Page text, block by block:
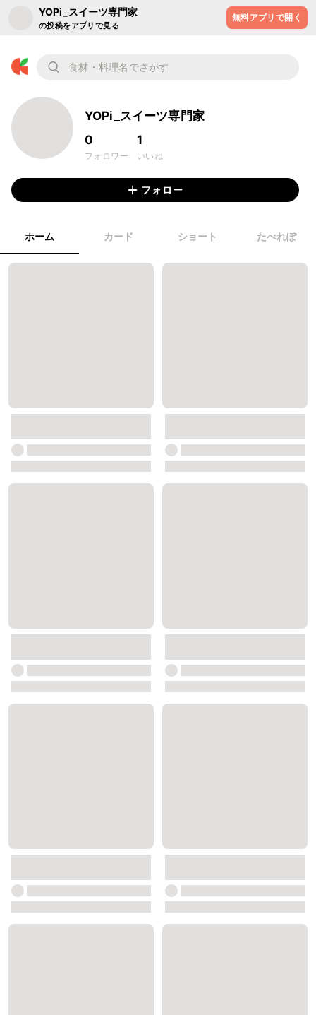
YOPi_スイーツ専門家
の投稿をアプリで見る
無料アプリで開く
YOPi_スイーツ専門家
0
フォロワー
1
いいね
フォロー
ホーム カード ショート たべれぽ